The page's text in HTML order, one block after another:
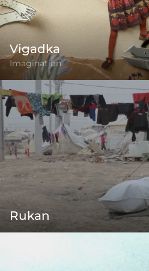
Vigadka
Imagination
Rukan